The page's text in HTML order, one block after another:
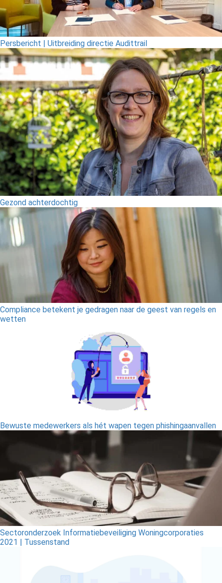
Persbericht | Uitbreiding directie Audittrail
Gezond achterdochtig
Compliance betekent je gedragen naar de geest van regels en
wetten
Bewuste medewerkers als hét wapen tegen phishingaanvallen
Sectoronderzoek Informatiebeveiliging Woningcorporaties
2021 | Tussenstand